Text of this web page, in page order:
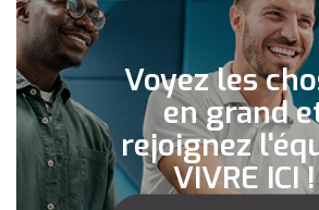
Voyez les
en grand
rejoignez
VIVRE ICI !